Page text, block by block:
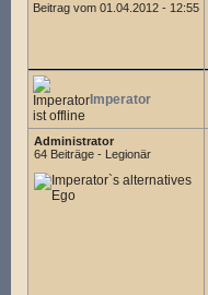
Beitrag vom 01.04.2012 - 12:55
Imperator
Administrator
64 Beiträge - Legionär